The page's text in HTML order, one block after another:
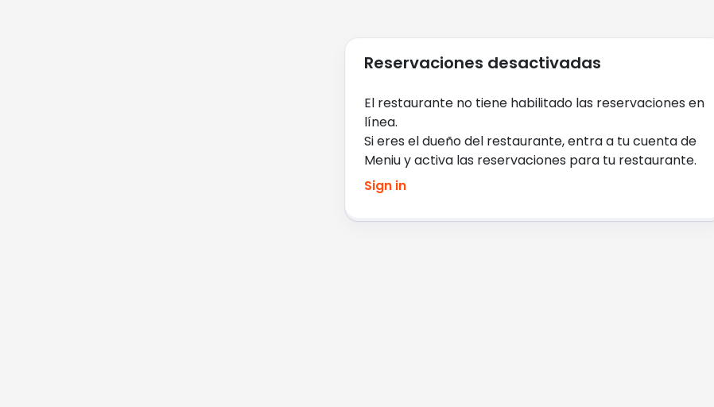
Reservaciones desactivadas
El restaurante no tiene habilitado las reservaciones en
línea.
Si eres el dueño del restaurante, entra a tu cuenta de
Meniu y activa las reservaciones para tu restaurante.
Sign in